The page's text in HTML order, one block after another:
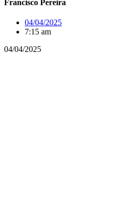
Francisco Pereira
04/04/2025
7:15 am
04/04/2025